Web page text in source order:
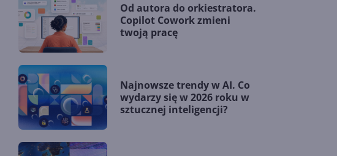
Od autora do orkiestratora.
Copilot Cowork zmieni
twoją pracę
Najnowsze trendy w AI. Co
wydarzy się w 2026 roku w
sztucznej inteligencji?